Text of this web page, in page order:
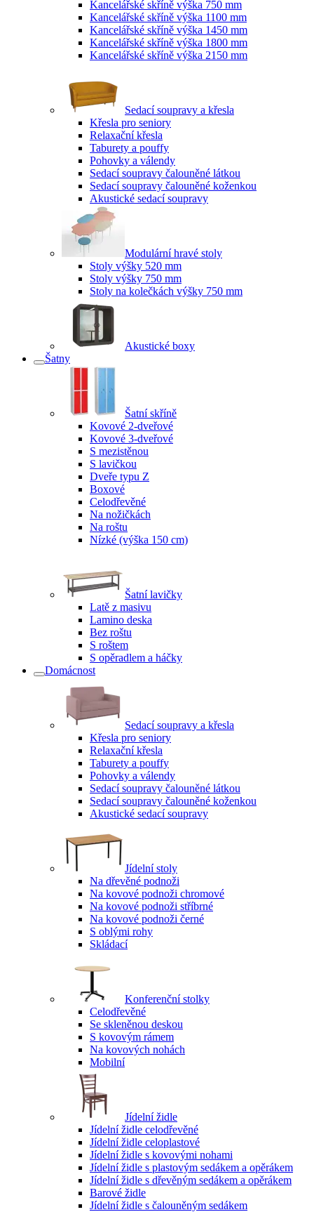
Kancelářské skříně výška 750 mm
Kancelářské skříně výška 1100 mm
Kancelářské skříně výška 1450 mm
Kancelářské skříně výška 1800 mm
Kancelářské skříně výška 2150 mm
Sedací soupravy a křesla
Křesla pro seniory
Relaxační křesla
Taburety a pouffy
Pohovky a válendy
Sedací soupravy čalouněné látkou
Sedací soupravy čalouněné koženkou
Akustické sedací soupravy
Modulární hravé stoly
Stoly výšky 520 mm
Stoly výšky 750 mm
Stoly na kolečkách výšky 750 mm
Akustické boxy
Šatny
Šatní skříně
Kovové 2-dveřové
Kovové 3-dveřové
S mezistěnou
S lavičkou
Dveře typu Z
Boxové
Celodřevěné
Na nožičkách
Na roštu
Nízké (výška 150 cm)
Šatní lavičky
Latě z masivu
Lamino deska
Bez roštu
S roštem
S opěradlem a háčky
Domácnost
Sedací soupravy a křesla
Křesla pro seniory
Relaxační křesla
Taburety a pouffy
Pohovky a válendy
Sedací soupravy čalouněné látkou
Sedací soupravy čalouněné koženkou
Akustické sedací soupravy
Jídelní stoly
Na dřevěné podnoži
Na kovové podnoži chromové
Na kovové podnoži stříbrné
Na kovové podnoži černé
S oblými rohy
Skládací
Konferenční stolky
Celodřevěné
Se skleněnou deskou
S kovovým rámem
Na kovových nohách
Mobilní
Jídelní židle
Jídelní židle celodřevěné
Jídelní židle celoplastové
Jídelní židle s kovovými nohami
Jídelní židle s plastovým sedákem a opěrákem
Jídelní židle s dřevěným sedákem a opěrákem
Barové židle
Jídelní židle s čalouněným sedákem